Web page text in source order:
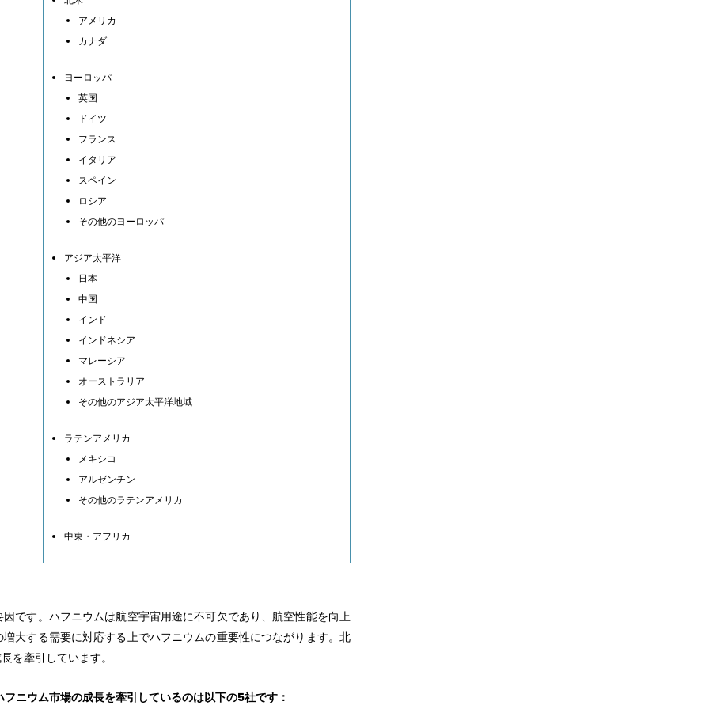
アメリカ
カナダ
ヨーロッパ
英国
ドイツ
フランス
イタリア
スペイン
ロシア
その他のヨーロッパ
アジア太平洋
日本
中国
インド
インドネシア
マレーシア
オーストラリア
その他のアジア太平洋地域
ラテンアメリカ
メキシコ
アルゼンチン
その他のラテンアメリカ
中東・アフリカ
です。ハフニウムは航空宇宙用途に不可欠であり、航空性能を向上
大する需要に対応する上でハフニウムの重要性につながります。北
を牽引しています。
ウム市場の成長を牽引しているのは以下の5社です：